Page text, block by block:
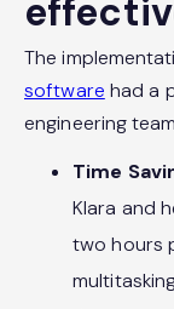
The
software had a
engineering
Time
Klara and
two hours